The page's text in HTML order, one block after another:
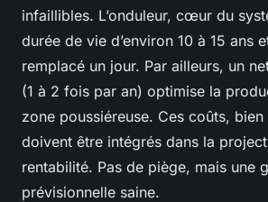
infaillibles. L’onduleur, cœur du
durée de vie d’environ 10 à 15 ans
remplacé un jour. Par ailleurs, un
(1 à 2 fois par an) optimise la
zone poussiéreuse. Ces coûts,
doivent être intégrés dans la
rentabilité. Pas de piège, mais une
prévisionnelle saine.